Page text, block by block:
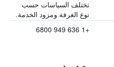
تختلف السياسات حسب
نوع الغرفة ومزود الخدمة.
+1 636 949 6800